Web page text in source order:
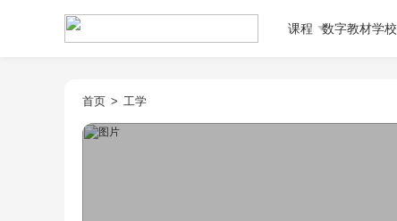
课程 数字教材学校
首页 > 工学